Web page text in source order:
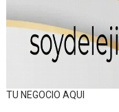
TU NEGOCIO AQUI